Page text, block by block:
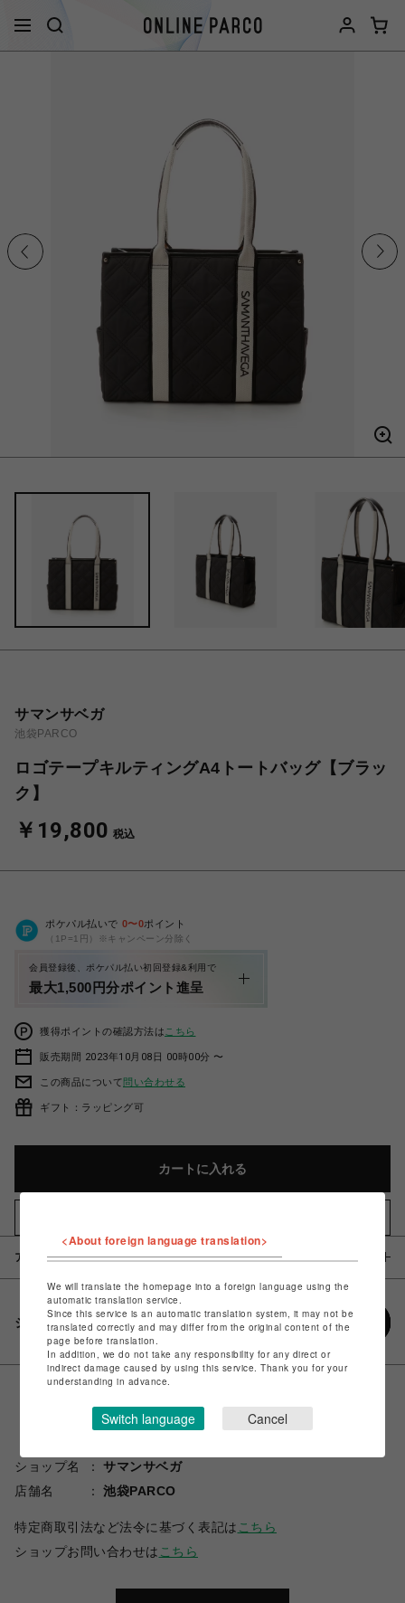
サマンサベガ
池袋PARCO
ロゴテープキルティングA4トートバッグ【ブラッ
ク】
￥19,800 税込
ポケパル払いで 0〜0ポイント
（1P=1円）※キャンペーン分除く
会員登録後、ポケパル払い初回登録&利用で
最大1,500円分ポイント進呈
獲得ポイントの確認方法は こちら
販売期間 2023年10月08日 00時00分 〜
この商品について問い合わせる
ギフト：ラッピング可
カートに入れる
アイテム説明 / 素材
シェアする
ショップ名
サマンサベガ
店舗名
池袋PARCO
特定商取引法など法令に基づく表記は こちら
ショップお問い合わせは こちら
<About foreign language translation>
We will translate the homepage into a foreign language using the
automatic translation service.
Since this service is an automatic translation system, it may not be
translated correctly and may differ from the original content of the
page before translation.
In addition, we do not take any responsibility for any direct or
indirect damage caused by using this service. Thank you for your
understanding in advance.
Switch language Cancel